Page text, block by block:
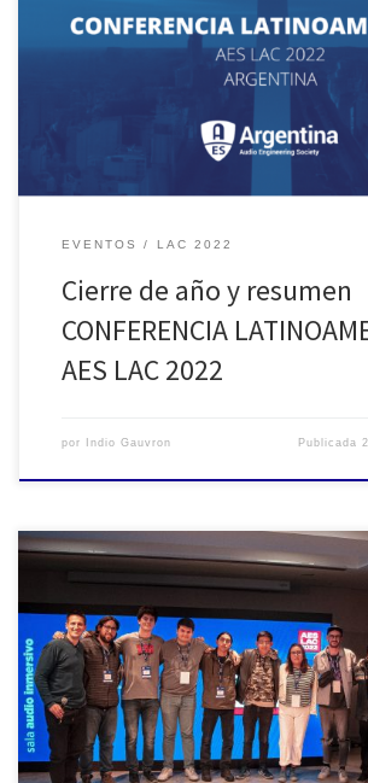
equipo de Audio Engineering Society Sección
agradecer profundamente a todas las
de la conferencia latinoamericana de AES que
en Buenos Aires.Fue un evento que marcará
EVENTOS LAC 2022
Cierre de año y resumen
CONFERENCIA
AES LAC 2022
por Indio Gauvron Publicada
En el marco de la Conferencia Latinoamericana
2022 realizada en la Ciudad Autónoma de
días 21 y 26 de Septiembre se llevó adelante
Competencia de Grabación Estudiantil. En un
precedentes se presentaron más de cincuenta